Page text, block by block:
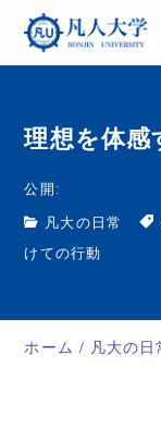
理想を体感
公開:
凡大の日常
けての行動
ホーム 凡大の日